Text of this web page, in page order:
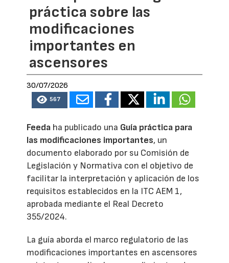
práctica sobre las
modificaciones
importantes en
ascensores
30/07/2026
567
Feeda ha publicado una Guía práctica para
las modificaciones importantes, un
documento elaborado por su Comisión de
Legislación y Normativa con el objetivo de
facilitar la interpretación y aplicación de los
requisitos establecidos en la ITC AEM 1,
aprobada mediante el Real Decreto
355/2024.
La guía aborda el marco regulatorio de las
modificaciones importantes en ascensores